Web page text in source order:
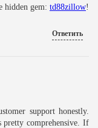
hidden gem: td88zillow!
Ответить
support honestly.
comprehensive. If